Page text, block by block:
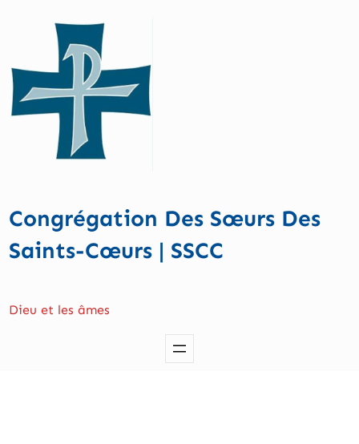
Congrégation Des Sœurs Des
Saints-Cœurs | SSCC
Dieu et les âmes